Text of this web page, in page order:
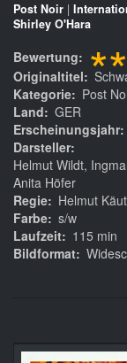
Post Noir |
Shirley O'Hara
Bewertung
Originaltitel
Kategorie
Post
Land
GER
Erscheinungsjahr
Darsteller
Helmut Wildt,
Anita Höfer
Regie
Helmut
Farbe s/w
Laufzeit
115 min
Bildformat